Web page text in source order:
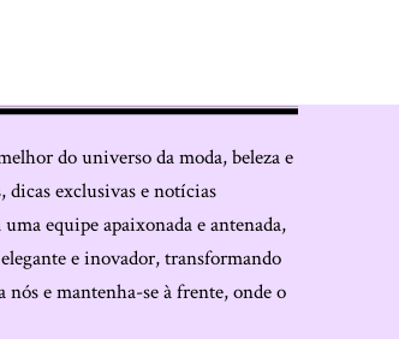
do universo da moda, beleza e
dicas exclusivas e notícias
equipe apaixonada e antenada,
e inovador, transformando
e mantenha-se à frente, onde o